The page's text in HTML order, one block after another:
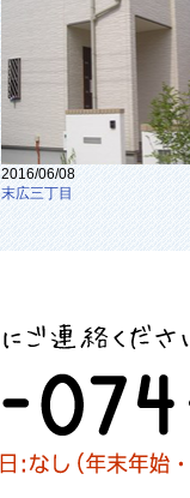
2016/06/08
末広三丁目